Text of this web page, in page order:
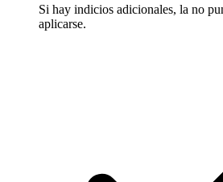
Si hay indicios adicionales, la no
aplicarse.